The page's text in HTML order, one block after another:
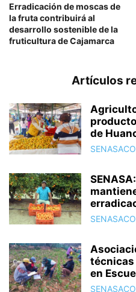
Erradicación de moscas de
la fruta contribuirá al
desarrollo sostenible de la
fruticultura de Cajamarca
Artículos
de
técnicas
en